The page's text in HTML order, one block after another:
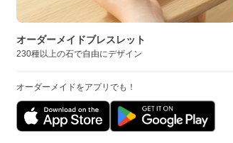
オーダーメイドブレスレット
230種以上の石で自由にデザイン
オーダーメイドをアプリでも！